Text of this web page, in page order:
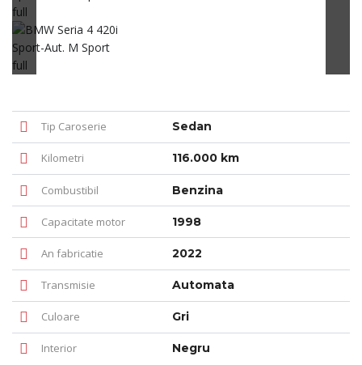
Tip Caroserie Sedan
Kilometri 116.000 km
Combustibil Benzina
Capacitate motor 1998
An fabricatie 2022
Transmisie Automata
Culoare Gri
Interior Negru